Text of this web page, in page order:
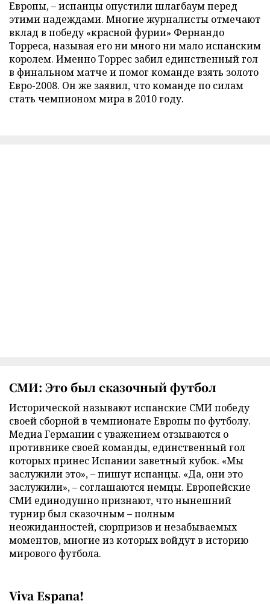
Европы, – испанцы опустили шлагбаум перед
этими надеждами. Многие журналисты отмечают
вклад в победу «красной фурии» Фернандо
Торреса, называя его ни много ни мало испанским
королем. Именно Торрес забил единственный гол
в финальном матче и помог команде взять золото
Евро-2008. Он же заявил, что команде по силам
стать чемпионом мира в 2010 году.
СМИ: Это был сказочный футбол
Исторической называют испанские СМИ победу
своей сборной в чемпионате Европы по футболу.
Медиа Германии с уважением отзываются о
противнике своей команды, единственный гол
которых принес Испании заветный кубок. «Мы
заслужили это», – пишут испанцы. «Да, они это
заслужили», – соглашаются немцы. Европейские
СМИ единодушно признают, что нынешний
турнир был сказочным – полным
неожиданностей, сюрпризов и незабываемых
моментов, многие из которых войдут в историю
мирового футбола.
Viva Espana!